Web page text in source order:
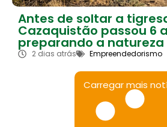
Antes de soltar a
Cazaquistão passou 6
preparando a natureza
2 dias atrás Empreendedorismo
Carregar mais